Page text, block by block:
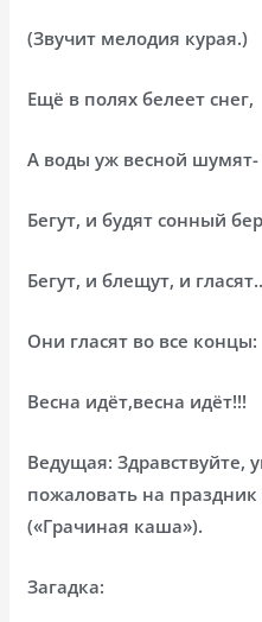
(Звучит мелодия курая.)
Ещё в полях белеет снег,
А воды уж весной шумят-
Бегут, и будят сонный
Бегут, и блещут, и
Они гласят во все концы:
Весна идёт,весна идёт!!!
Ведущая: Здравствуйте,
пожаловать на праздник
(«Грачиная каша»).
Загадка: